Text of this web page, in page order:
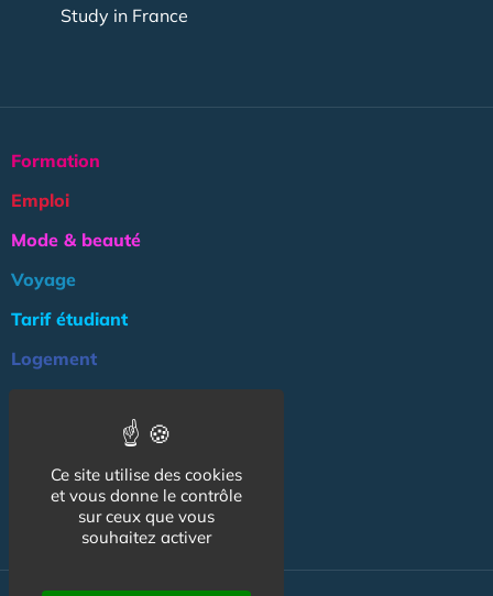
Study in France
Formation
Emploi
Mode & beauté
Voyage
Tarif étudiant
Logement
Association
NOS AUTRES SITES :
Ce site utilise des cookies
et vous donne le contrôle
sur ceux que vous
souhaitez activer